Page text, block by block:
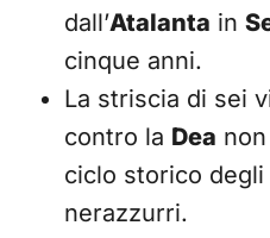
dall’Atalanta in
cinque anni.
La striscia di sei
contro la Dea
ciclo storico
nerazzurri.